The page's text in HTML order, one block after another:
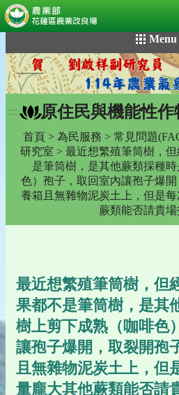
到
主
要
內
容
Menu
::: 原住民與機能性作
首頁 > 為民服務 > 常見問題
研究室 > 最近想繁殖筆筒樹，
是筆筒樹，是其他蕨類採種
色）孢子，取回室內讓孢子爆
養箱且無雜物泥炭土上，但是
蕨類能否請貴
最近想繁殖筆筒樹，但
果都不是筆筒樹，是其
樹上剪下成熟（咖啡色
讓孢子爆開，取裂開孢
且無雜物泥炭土上，但
量龐大其他蕨類能否請